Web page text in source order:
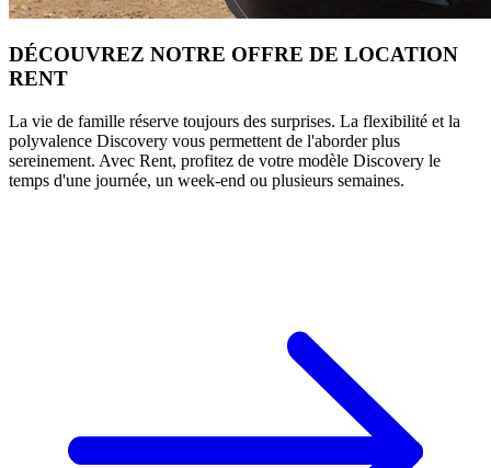
DÉCOUVREZ NOTRE OFFRE DE LOCATION
RENT
La vie de famille réserve toujours des surprises. La flexibilité et la
polyvalence Discovery vous permettent de l'aborder plus
sereinement. Avec Rent, profitez de votre modèle Discovery le
temps d'une journée, un week-end ou plusieurs semaines.